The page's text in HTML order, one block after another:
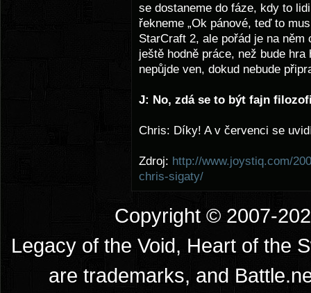
se dostaneme do fáze, kdy to
řekneme „Ok pánové, teď to
StarCraft 2, ale pořád je na
ještě hodně práce, než bude
nepůjde ven, dokud nebude
J: No, zdá se to být fajn
Chris: Díky! A v červenci se
Zdroj: http://www.joystiq.com/
chris-sigaty/
Copyright © 2007-
Legacy of the Void, Heart of the
are trademarks, and